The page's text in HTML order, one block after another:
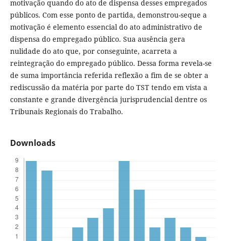
motivação quando do ato de dispensa desses empregados
públicos. Com esse ponto de partida, demonstrou-seque a
motivação é elemento essencial do ato administrativo de
dispensa do empregado público. Sua ausência gera
nulidade do ato que, por conseguinte, acarreta a
reintegração do empregado público. Dessa forma revela-se
de suma importância referida reflexão a fim de se obter a
rediscussão da matéria por parte do TST tendo em vista a
constante e grande divergência jurisprudencial dentre os
Tribunais Regionais do Trabalho.
Downloads